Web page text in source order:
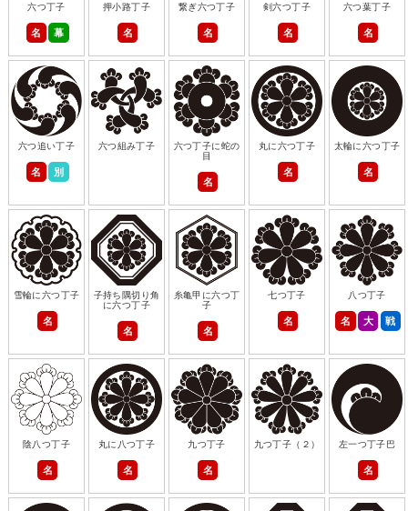
六つ丁子
名 幕
押小路丁子
名
繋ぎ六つ丁子
名
剣六つ丁子
名
六つ葉丁子
名
六つ追い丁子
名 別
六つ組み丁子
六つ丁子に蛇の
目
名
丸に六つ丁子
名
太輪に六つ丁子
名
雪輪に六つ丁子
名
子持ち隅切り角
に六つ丁子
名
糸亀甲に六つ丁
子
名
七つ丁子
名
八つ丁子
名 大 戦
陰八つ丁子
名
丸に八つ丁子
名
九つ丁子
名
九つ丁子（２） 左一つ丁子巴
名